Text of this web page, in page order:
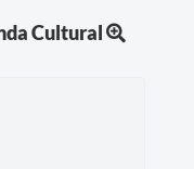
Cultural